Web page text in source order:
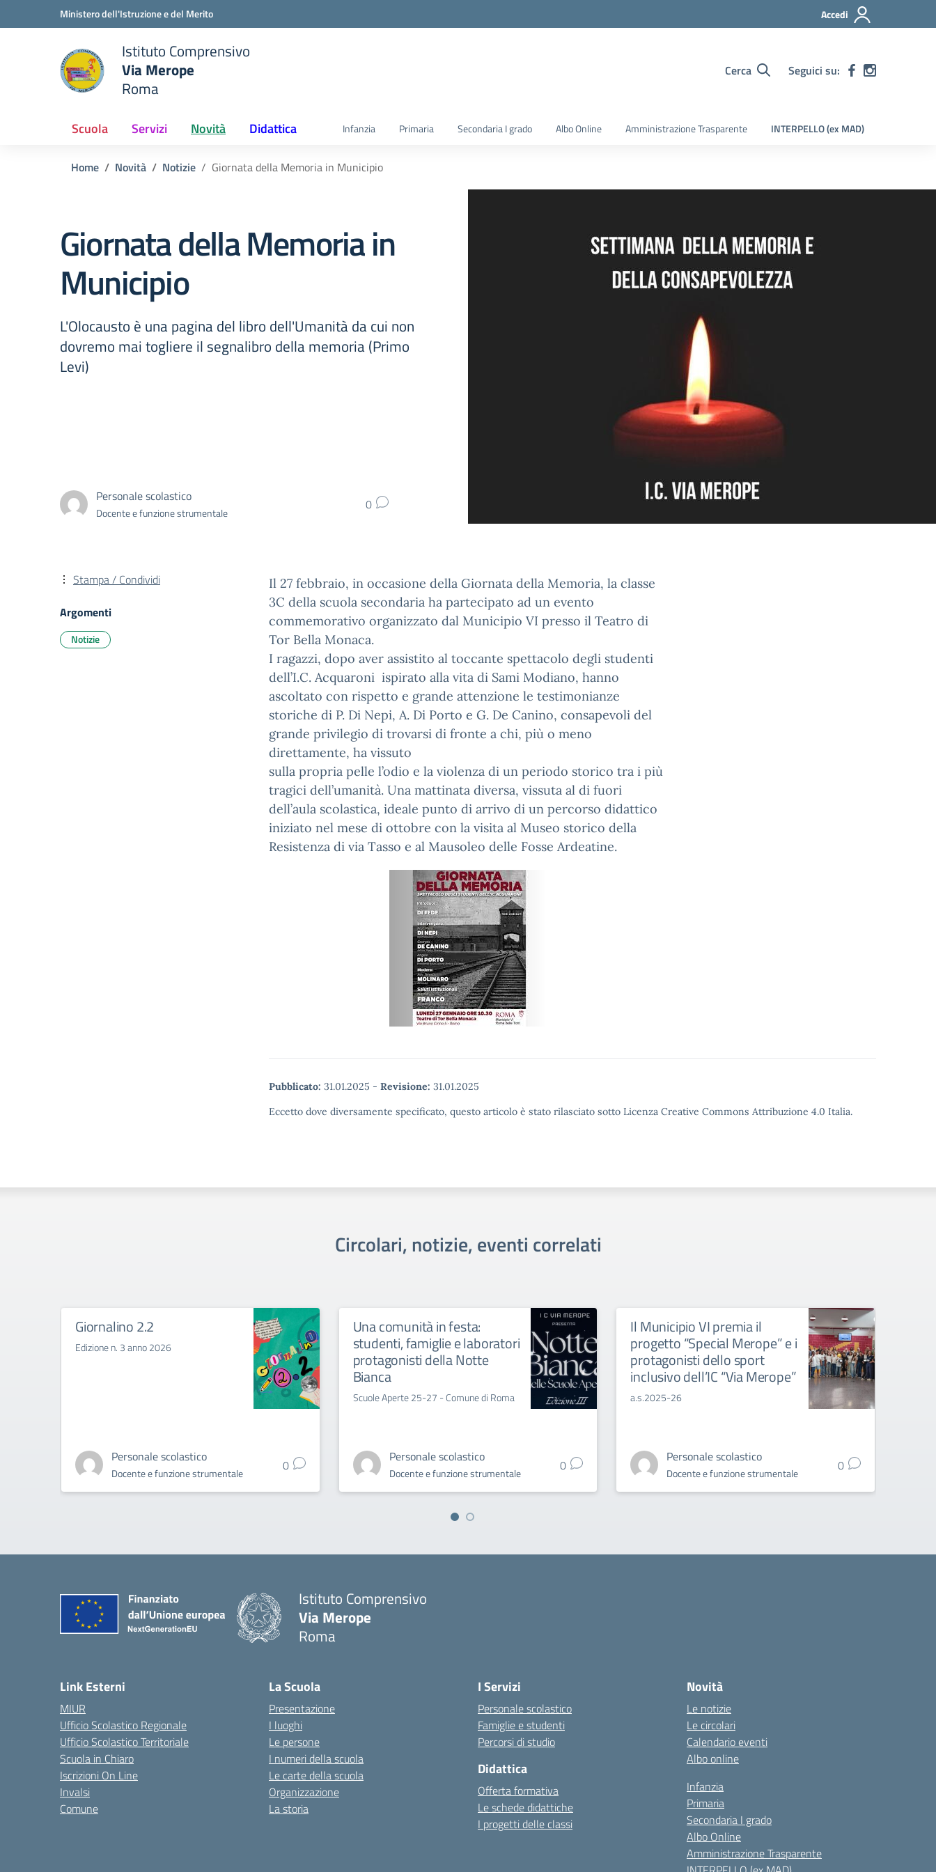
Vai ai contenuti
Vai al menu di navigazioneMinistero dell'Istruzione e del Merito Accedi
scuola
Istituto Comprensivo
Via Merope
Roma
Cerca Seguici su:
Scuola Servizi Novità Didattica Infanzia Primaria Secondaria I grado Albo Online Amministrazione Trasparente INTERPELLO (ex MAD)
Home Novità Notizie Giornata della Memoria in Municipio
Giornata della Memoria in
Municipio
L'Olocausto è una pagina del libro dell'Umanità da cui non
dovremo mai togliere il segnalibro della memoria (Primo
Levi)
Personale scolastico
Docente e funzione strumentale 0
Il 27 febbraio, in occasione della Giornata della Memoria, la classe
3C della scuola secondaria ha partecipato ad un evento
commemorativo organizzato dal Municipio VI presso il Teatro di
Tor Bella Monaca.
I ragazzi, dopo aver assistito al toccante spettacolo degli studenti
dell’I.C. Acquaroni ispirato alla vita di Sami Modiano, hanno
ascoltato con rispetto e grande attenzione le testimonianze
storiche di P. Di Nepi, A. Di Porto e G. De Canino, consapevoli del
grande privilegio di trovarsi di fronte a chi, più o meno
direttamente, ha vissuto
sulla propria pelle l’odio e la violenza di un periodo storico tra i più
tragici dell’umanità. Una mattinata diversa, vissuta al di fuori
dell’aula scolastica, ideale punto di arrivo di un percorso didattico
iniziato nel mese di ottobre con la visita al Museo storico della
Resistenza di via Tasso e al Mausoleo delle Fosse Ardeatine.
Pubblicato: 31.01.2025 - Revisione: 31.01.2025
Eccetto dove diversamente specificato, questo articolo è stato rilasciato sotto Licenza Creative Commons Attribuzione 4.0 Italia.
Stampa / Condividi
Argomenti
Notizie
Circolari, notizie, eventi correlati
Giornalino 2.2
Edizione n. 3 anno 2026
Personale scolastico
Docente e funzione strumentale 0
Una comunità in festa:
studenti, famiglie e laboratori
protagonisti della Notte
Bianca
Scuole Aperte 25-27 - Comune di Roma
Personale scolastico
Docente e funzione strumentale 0
Il Municipio VI premia il
progetto “Special Merope” e i
protagonisti dello sport
inclusivo dell’IC “Via Merope”
a.s.2025-26
Personale scolastico
Docente e funzione strumentale 0
Istituto Comprensivo
Via Merope
Roma
Link Esterni
MIUR
Ufficio Scolastico Regionale
Ufficio Scolastico Territoriale
Scuola in Chiaro
Iscrizioni On Line
Invalsi
Comune
La Scuola
Presentazione
I luoghi
Le persone
I numeri della scuola
Le carte della scuola
Organizzazione
La storia
I Servizi
Personale scolastico
Famiglie e studenti
Percorsi di studio
Didattica
Offerta formativa
Le schede didattiche
I progetti delle classi
Novità
Le notizie
Le circolari
Calendario eventi
Albo online
Infanzia
Primaria
Secondaria I grado
Albo Online
Amministrazione Trasparente